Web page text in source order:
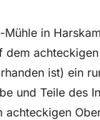
Mühle in
dem
ist) ein
und Teile des
achteckigen